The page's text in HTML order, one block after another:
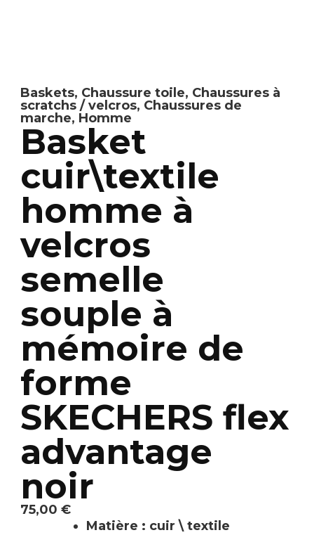
Baskets, Chaussure toile, Chaussures à
scratchs / velcros, Chaussures de
marche, Homme
Basket
cuir\textile
homme à
velcros
semelle
souple à
mémoire de
forme
SKECHERS flex
advantage
noir
75,00 €
Matière : cuir \ textile